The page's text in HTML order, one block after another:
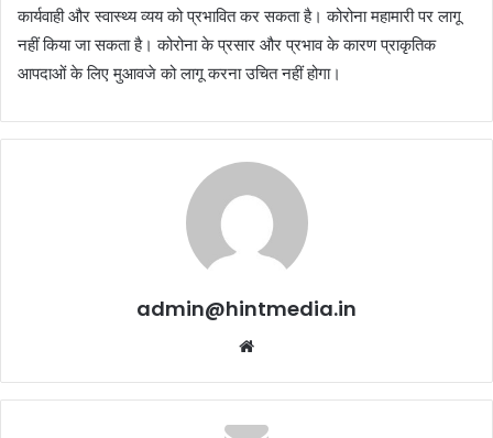
कार्यवाही और स्वास्थ्य व्यय को प्रभावित कर सकता है। कोरोना महामारी पर लागू
नहीं किया जा सकता है। कोरोना के प्रसार और प्रभाव के कारण प्राकृतिक
आपदाओं के लिए मुआवजे को लागू करना उचित नहीं होगा।
admin@hintmedia.in